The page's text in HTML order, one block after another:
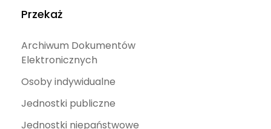
Przekaż
Archiwum Dokumentów
Elektronicznych
Osoby indywidualne
Jednostki publiczne
Jednostki niepaństwowe